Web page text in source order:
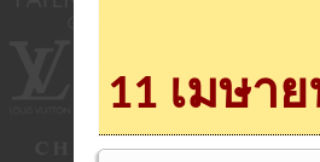
11 เมษา